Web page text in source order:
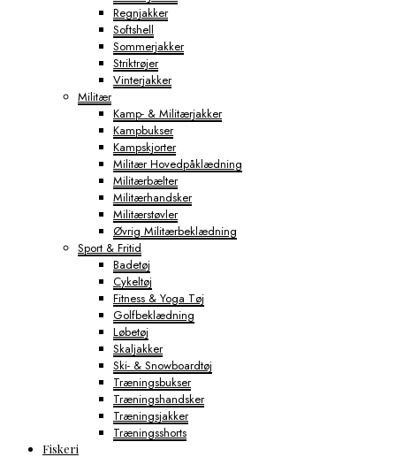
Regnjakker
Softshell
Sommerjakker
Striktrøjer
Vinterjakker
Militær
Kamp- & Militærjakker
Kampbukser
Kampskjorter
Militær Hovedpåklædning
Militærbælter
Militærhandsker
Militærstøvler
Øvrig Militærbeklædning
Sport & Fritid
Badetøj
Cykeltøj
Fitness & Yoga Tøj
Golfbeklædning
Løbetøj
Skaljakker
Ski- & Snowboardtøj
Træningsbukser
Træningshandsker
Træningsjakker
Træningsshorts
Fiskeri